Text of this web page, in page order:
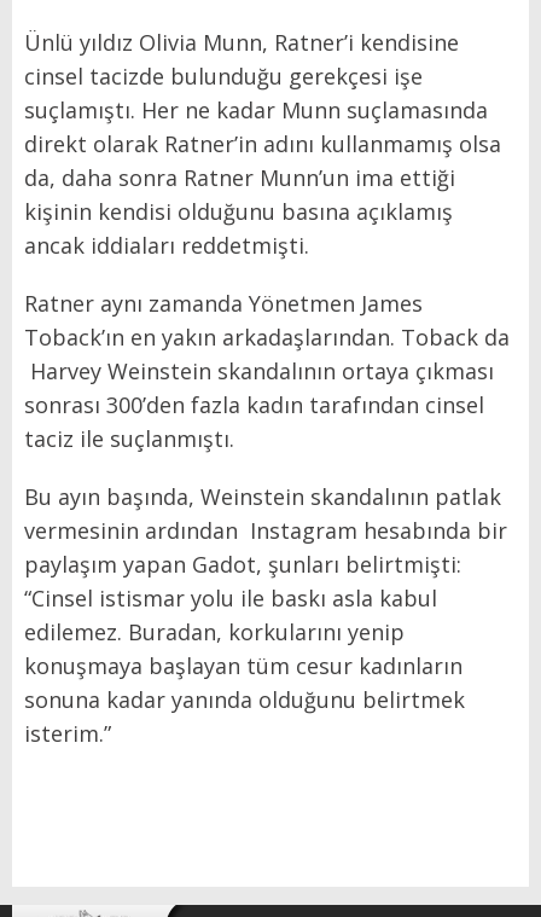
Ünlü yıldız Olivia Munn, Ratner’i kendisine
cinsel tacizde bulunduğu gerekçesi işe
suçlamıştı. Her ne kadar Munn suçlamasında
direkt olarak Ratner’in adını kullanmamış olsa
da, daha sonra Ratner Munn’un ima ettiği
kişinin kendisi olduğunu basına açıklamış
ancak iddiaları reddetmişti.
Ratner aynı zamanda Yönetmen James
Toback’ın en yakın arkadaşlarından. Toback da
Harvey Weinstein skandalının ortaya çıkması
sonrası 300’den fazla kadın tarafından cinsel
taciz ile suçlanmıştı.
Bu ayın başında, Weinstein skandalının patlak
vermesinin ardından Instagram hesabında bir
paylaşım yapan Gadot, şunları belirtmişti:
“Cinsel istismar yolu ile baskı asla kabul
edilemez. Buradan, korkularını yenip
konuşmaya başlayan tüm cesur kadınların
sonuna kadar yanında olduğunu belirtmek
isterim.”